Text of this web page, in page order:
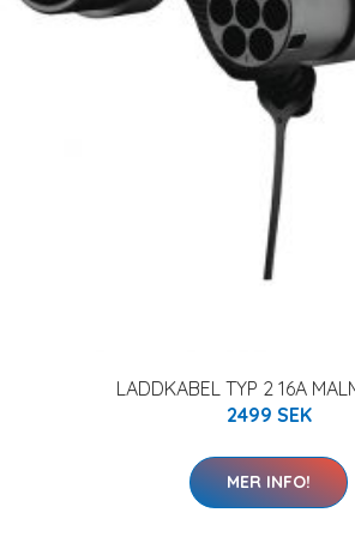
LADDKABEL TYP 2 16A
2499 SEK
MER INFO!